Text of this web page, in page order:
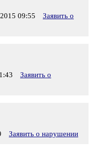
09:55
Заявить о
Заявить о
Заявить о нарушении